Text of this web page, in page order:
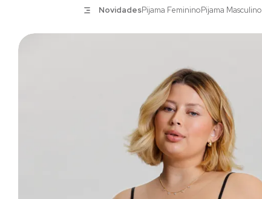
NovidadesPijama FemininoPijama Masculino